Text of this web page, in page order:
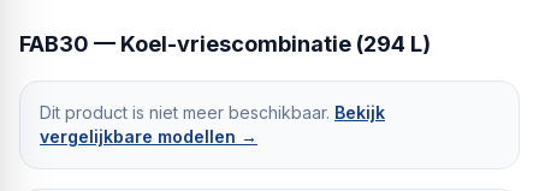
FAB30 — Koel-vriescombinatie (294 L)
Dit product is niet meer beschikbaar. Bekijk
vergelijkbare modellen →